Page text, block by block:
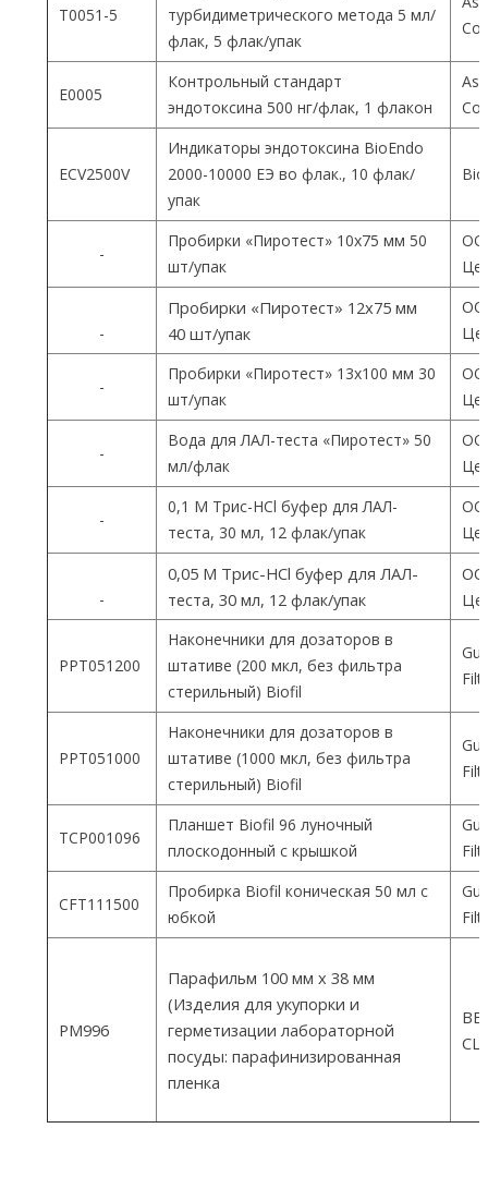
T0051-5
турбидиметрического метода 5 мл/
флак, 5 флак/упак
E0005
Контрольный стандарт
эндотоксина 500 нг/флак, 1 флакон
ECV2500V
Индикаторы эндотоксина BioEndo
2000-10000 ЕЭ во флак., 10 флак/
упак
-
Пробирки «Пиротест» 10х75 мм 50
шт/упак
-
Пробирки «Пиротест» 12х75 мм
40 шт/упак
-
Пробирки «Пиротест» 13х100 мм 30
шт/упак
-
Вода для ЛАЛ-теста «Пиротест» 50
мл/флак
-
0,1 М Трис-HCl буфер для ЛАЛ-
теста, 30 мл, 12 флак/упак
-
0,05 М Трис-HCl буфер для ЛАЛ-
теста, 30 мл, 12 флак/упак
PPT051200
Наконечники для дозаторов в
штативе (200 мкл, без фильтра
стерильный) Biofil
PPT051000
Наконечники для дозаторов в
штативе (1000 мкл, без фильтра
стерильный) Biofil
TCP001096
Планшет Biofil 96 луночный
плоскодонный с крышкой
CFT111500
Пробирка Biofil коническая 50 мл с
юбкой
PM996
Парафильм 100 мм х 38 мм
(Изделия для укупорки и
герметизации лабораторной
посуды: парафинизированная
пленка